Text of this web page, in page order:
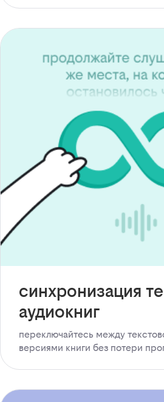
синхронизация
аудиокниг
переключайтесь между
версиями книги без потери